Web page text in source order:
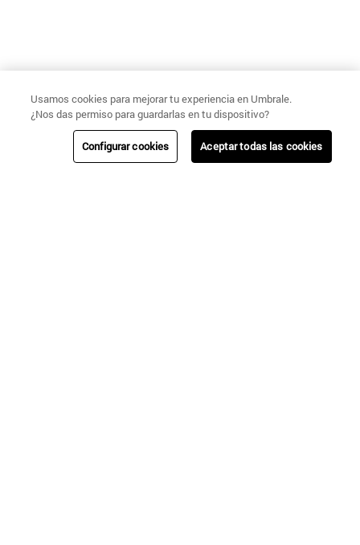
Usamos cookies para mejorar tu experiencia en Umbrale.
¿Nos das permiso para guardarlas en tu dispositivo?
Configurar cookies Aceptar todas las cookies